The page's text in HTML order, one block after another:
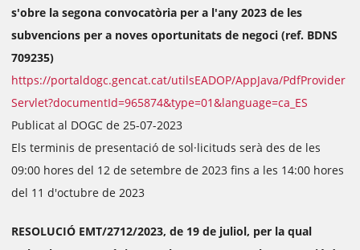
s'obre la segona convocatòria per a l'any 2023 de les
subvencions per a noves oportunitats de negoci (ref. BDNS
709235)
https://portaldogc.gencat.cat/utilsEADOP/AppJava/PdfProvider
Servlet?documentId=965874&type=01&language=ca_ES
Publicat al DOGC de 25-07-2023
Els terminis de presentació de sol·licituds serà des de les
09:00 hores del 12 de setembre de 2023 fins a les 14:00 hores
del 11 d'octubre de 2023
RESOLUCIÓ EMT/2712/2023, de 19 de juliol, per la qual